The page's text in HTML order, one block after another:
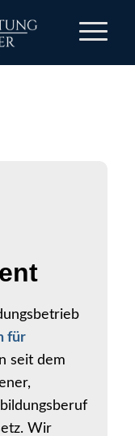
für
seit dem
Wir